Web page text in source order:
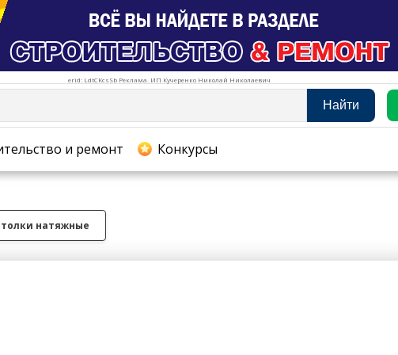
erid: LdtCKcsSb Реклама. ИП Кучеренко Николай Николаевич
Найти
и ремонт Конкурсы
натяжные